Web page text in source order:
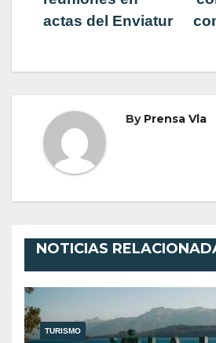
actas del Enviatur
By Prensa Vla
NOTICIAS
TURISMO